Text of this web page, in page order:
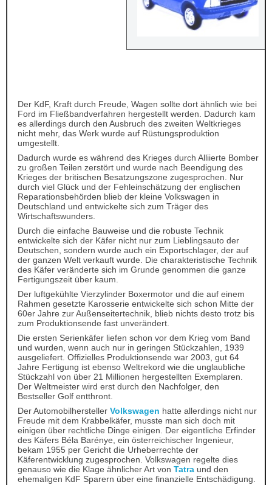
Der KdF, Kraft durch Freude, Wagen sollte dort ähnlich wie bei
Ford im Fließbandverfahren hergestellt werden. Dadurch kam
es allerdings durch den Ausbruch des zweiten Weltkrieges
nicht mehr, das Werk wurde auf Rüstungsproduktion
umgestellt.
Dadurch wurde es während des Krieges durch Alliierte Bomber
zu großen Teilen zerstört und wurde nach Beendigung des
Krieges der britischen Besatzungszone zugesprochen. Nur
durch viel Glück und der Fehleinschätzung der englischen
Reparationsbehörden blieb der kleine Volkswagen in
Deutschland und entwickelte sich zum Träger des
Wirtschaftswunders.
Durch die einfache Bauweise und die robuste Technik
entwickelte sich der Käfer nicht nur zum Lieblingsauto der
Deutschen, sondern wurde auch ein Exportschlager, der auf
der ganzen Welt verkauft wurde. Die charakteristische Technik
des Käfer veränderte sich im Grunde genommen die ganze
Fertigungszeit über kaum.
Der luftgekühlte Vierzylinder Boxermotor und die auf einem
Rahmen gesetzte Karosserie entwickelte sich schon Mitte der
60er Jahre zur Außenseitertechnik, blieb nichts desto trotz bis
zum Produktionsende fast unverändert.
Die ersten Serienkäfer liefen schon vor dem Krieg vom Band
und wurden, wenn auch nur in geringen Stückzahlen, 1939
ausgeliefert. Offizielles Produktionsende war 2003, gut 64
Jahre Fertigung ist ebenso Weltrekord wie die unglaubliche
Stückzahl von über 21 Millionen hergestellten Exemplaren.
Der Weltmeister wird erst durch den Nachfolger, den
Bestseller Golf entthront.
Der Automobilhersteller Volkswagen hatte allerdings nicht nur
Freude mit dem Krabbelkäfer, musste man sich doch mit
einigen über rechtliche Dinge einigen. Der eigentliche Erfinder
des Käfers Béla Barénye, ein österreichischer Ingenieur,
bekam 1955 per Gericht die Urheberrechte der
Käferentwicklung zugesprochen. Volkswagen regelte dies
genauso wie die Klage ähnlicher Art von Tatra und den
ehemaligen KdF Sparern über eine finanzielle Entschädigung.